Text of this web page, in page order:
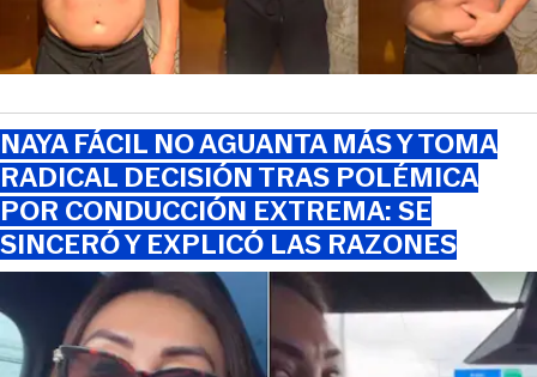
NAYA FÁCIL NO AGUANTA MÁS Y TOMA
RADICAL DECISIÓN TRAS POLÉMICA
POR CONDUCCIÓN EXTREMA: SE
SINCERÓ Y EXPLICÓ LAS RAZONES